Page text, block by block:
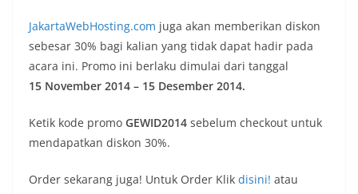
JakartaWebHosting.com juga akan memberikan diskon
sebesar 30% bagi kalian yang tidak dapat hadir pada
acara ini. Promo ini berlaku dimulai dari tanggal
15 November 2014 – 15 Desember 2014.
Ketik kode promo GEWID2014 sebelum checkout untuk
mendapatkan diskon 30%.
Order sekarang juga! Untuk Order Klik disini! atau